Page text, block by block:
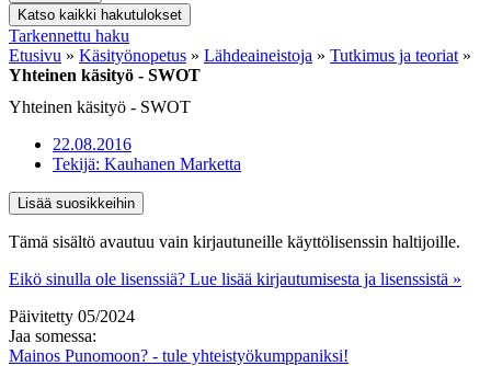
Katso kaikki hakutulokset
Tarkennettu haku
Etusivu » Käsityönopetus » Lähdeaineistoja » Tutkimus ja teoriat »
Yhteinen käsityö - SWOT
Yhteinen käsityö - SWOT
22.08.2016
Tekijä: Kauhanen Marketta
Lisää suosikkeihin
Tämä sisältö avautuu vain kirjautuneille käyttölisenssin haltijoille.
Eikö sinulla ole lisenssiä? Lue lisää kirjautumisesta ja lisenssistä »
Päivitetty 05/2024
Jaa somessa:
Mainos Punomoon? - tule yhteistyökumppaniksi!